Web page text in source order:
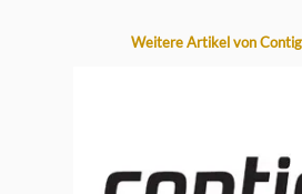
Produktgalerie überspringen
Weitere Artikel von